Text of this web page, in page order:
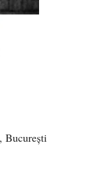
București